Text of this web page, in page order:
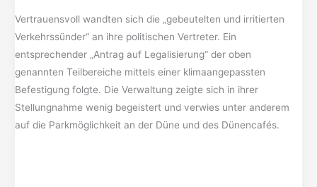
Vertrauensvoll wandten sich die „gebeutelten und irritierten
Verkehrssünder“ an ihre politischen Vertreter. Ein
entsprechender „Antrag auf Legalisierung“ der oben
genannten Teilbereiche mittels einer klimaangepassten
Befestigung folgte. Die Verwaltung zeigte sich in ihrer
Stellungnahme wenig begeistert und verwies unter anderem
auf die Parkmöglichkeit an der Düne und des Dünencafés.